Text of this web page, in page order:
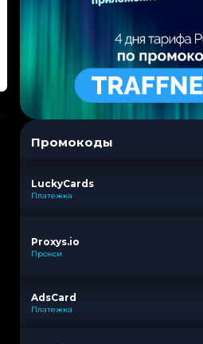
Промокоды
LuckyCards
Платежка
Proxys.io
Прокси
AdsCard
Платежка